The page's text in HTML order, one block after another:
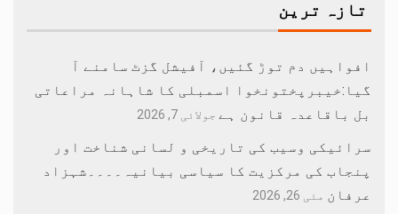
تازہ ترین
افواہیں دم توڑ گئیں، آفیشل گزٹ سامنے آ
گیا:خیبرپختونخوا اسمبلی کا شاہانہ مراعاتی
بل باقاعدہ قانون ہے جولائی 7, 2026
سرائیکی وسیب کی تاریخی و لسانی شناخت اور
پنجاب کی مرکزیت کا سیاسی بیانیہ۔۔۔۔شہزاد
عرفان مئی 26, 2026